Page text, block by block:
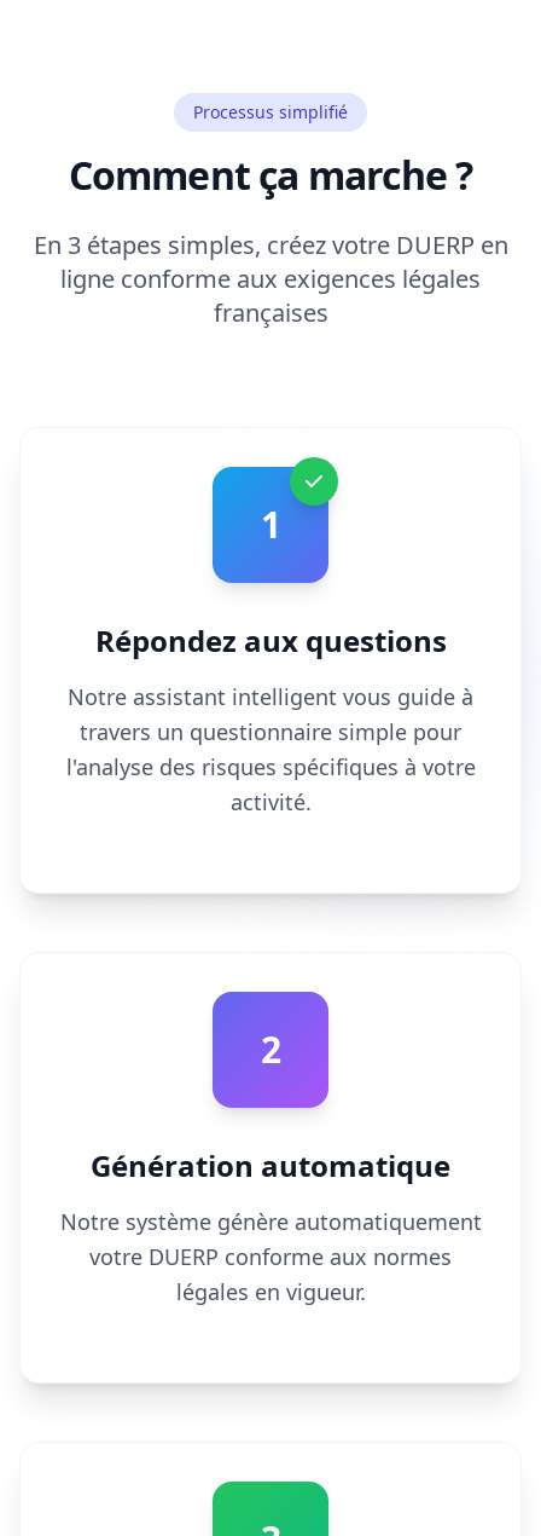
Processus simplifié
Comment ça marche ?
En 3 étapes simples, créez votre DUERP en
ligne conforme aux exigences légales
françaises
1
Répondez aux questions
Notre assistant intelligent vous guide à
travers un questionnaire simple pour
l'analyse des risques spécifiques à votre
activité.
2
Génération automatique
Notre système génère automatiquement
votre DUERP conforme aux normes
légales en vigueur.